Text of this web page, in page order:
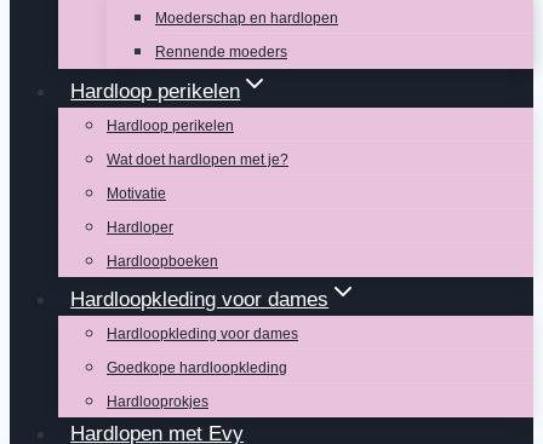
Moederschap en hardlopen
Rennende moeders
Hardloop perikelen
Hardloop perikelen
Wat doet hardlopen met je?
Motivatie
Hardloper
Hardloopboeken
Hardloopkleding voor dames
Hardloopkleding voor dames
Goedkope hardloopkleding
Hardlooprokjes
Hardlopen met Evy